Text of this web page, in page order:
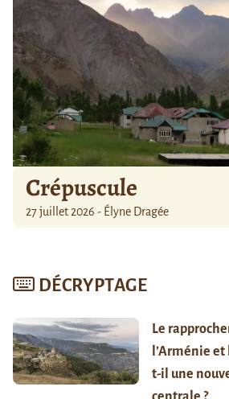
Crépuscule
27 juillet 2026 - Élyne Dragée
DÉCRYPTAGE
Le
l’Arménie et
t-il une